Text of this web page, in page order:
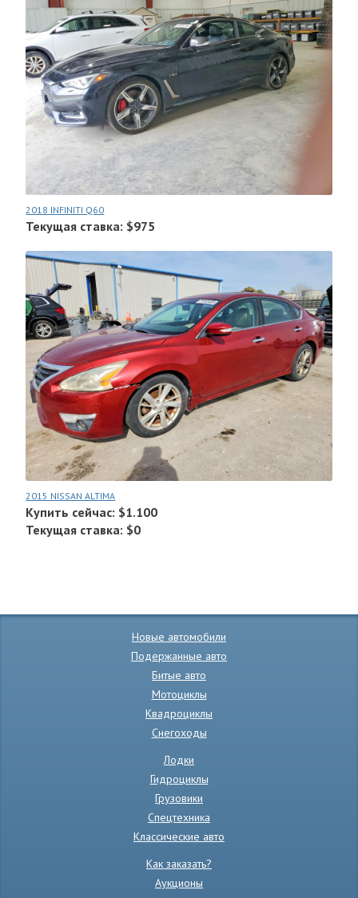
2018 INFINITI Q60
Текущая ставка: $975
2015 NISSAN ALTIMA
Купить сейчас: $1.100
Текущая ставка: $0
Новые автомобили
Подержанные авто
Битые авто
Мотоциклы
Квадроциклы
Снегоходы
Лодки
Гидроциклы
Грузовики
Спецтехника
Классические авто
Как заказать?
Аукционы